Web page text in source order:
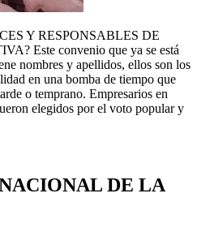
Y RESPONSABLES DE
Este convenio que ya se está
nombres y apellidos, ellos son los
en una bomba de tiempo que
o temprano. Empresarios en
elegidos por el voto popular y
DE LA